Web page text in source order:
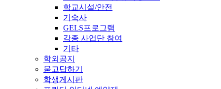
학교시설/안전
기숙사
GELS프로그램
각종 사업단 참여
기타
학외공지
묻고답하기
학생게시판